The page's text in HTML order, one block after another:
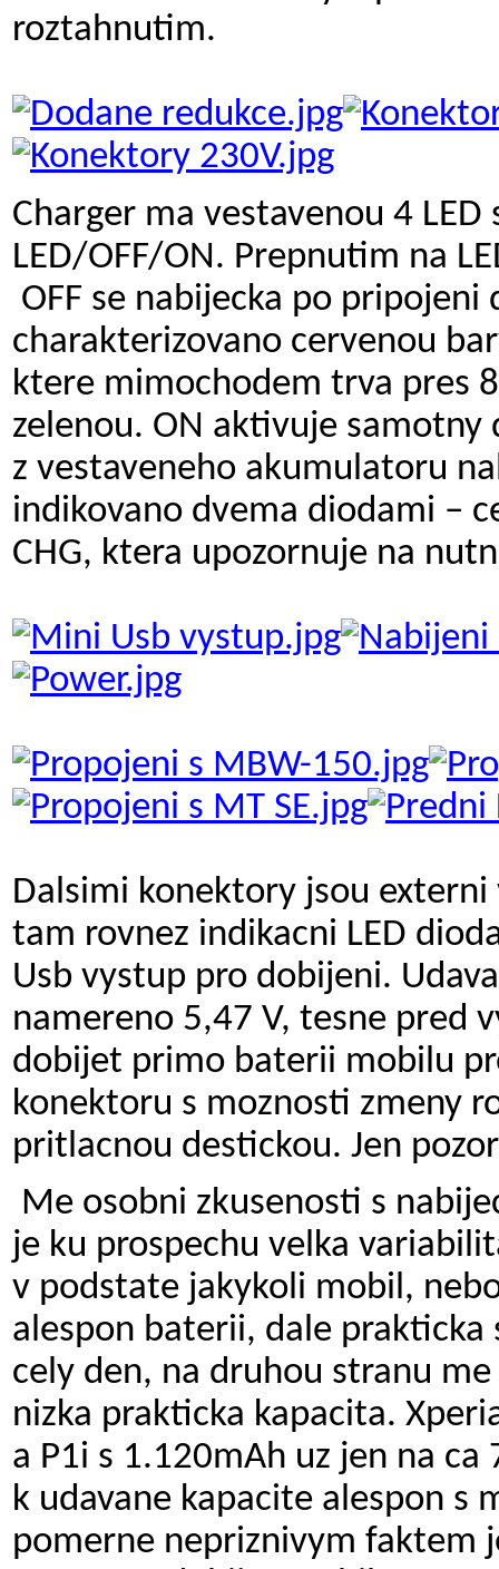
roztahnutim.
Charger ma vestavenou 4
LED/OFF/ON. Prepnutim na
OFF se nabijecka po
charakterizovano cervenou
ktere mimochodem trva pres
zelenou. ON aktivuje
z vestaveneho akumulatoru
indikovano dvema diodami –
CHG, ktera upozornuje na
Dalsimi konektory jsou
tam rovnez indikacni LED
Usb vystup pro dobijeni.
namereno 5,47 V, tesne pred
dobijet primo baterii mobilu
konektoru s moznosti zmeny
pritlacnou destickou. Jen
Me osobni zkusenosti s
je ku prospechu velka
v podstate jakykoli mobil,
alespon baterii, dale
cely den, na druhou stranu
nizka prakticka kapacita.
a P1i s 1.120mAh uz jen na
k udavane kapacite alespon s
pomerne nepriznivym faktem